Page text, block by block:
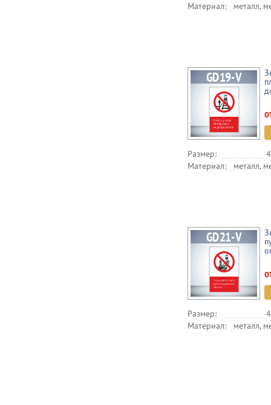
Материал:
металл,
Размер:
Материал:
металл,
Размер:
Материал:
металл,